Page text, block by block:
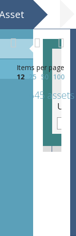
Items per page
12
25 50 100
645 assets